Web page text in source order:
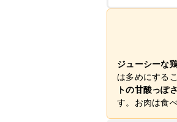
ジューシーな
は多めにする
トの甘酸っぽ
す。お肉は食